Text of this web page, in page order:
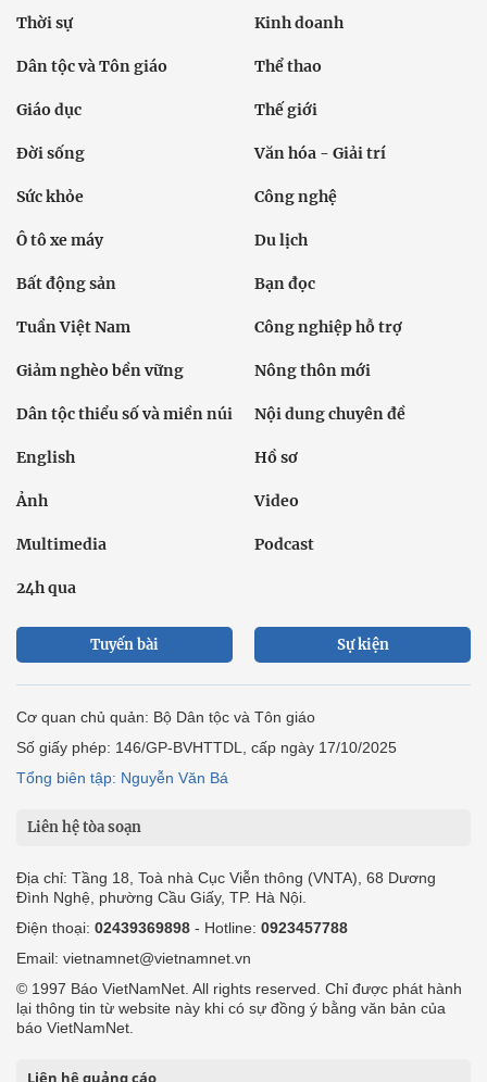
Thời sự Kinh doanh
Dân tộc và Tôn giáo Thể thao
Giáo dục Thế giới
Đời sống Văn hóa - Giải trí
Sức khỏe Công nghệ
Ô tô xe máy Du lịch
Bất động sản Bạn đọc
Tuần Việt Nam Công nghiệp hỗ trợ
Giảm nghèo bền vững Nông thôn mới
Dân tộc thiểu số và miền núi Nội dung chuyên đề
English Hồ sơ
Ảnh Video
Multimedia Podcast
24h qua
Tuyến bài Sự kiện
Cơ quan chủ quản: Bộ Dân tộc và Tôn giáo
Số giấy phép: 146/GP-BVHTTDL, cấp ngày 17/10/2025
Tổng biên tập: Nguyễn Văn Bá
Liên hệ tòa soạn
Địa chỉ: Tầng 18, Toà nhà Cục Viễn thông (VNTA), 68 Dương
Đình Nghệ, phường Cầu Giấy, TP. Hà Nội.
Điện thoại: 02439369898 - Hotline: 0923457788
Email: vietnamnet@vietnamnet.vn
© 1997 Báo VietNamNet. All rights reserved. Chỉ được phát hành
lại thông tin từ website này khi có sự đồng ý bằng văn bản của
báo VietNamNet.
Liên hệ quảng cáo